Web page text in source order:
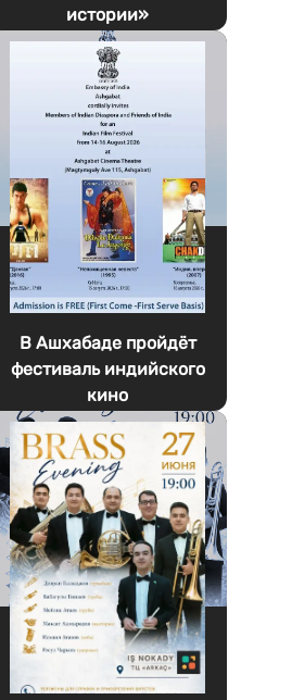
истории»
В Ашхабаде пройдёт
фестиваль индийского
кино